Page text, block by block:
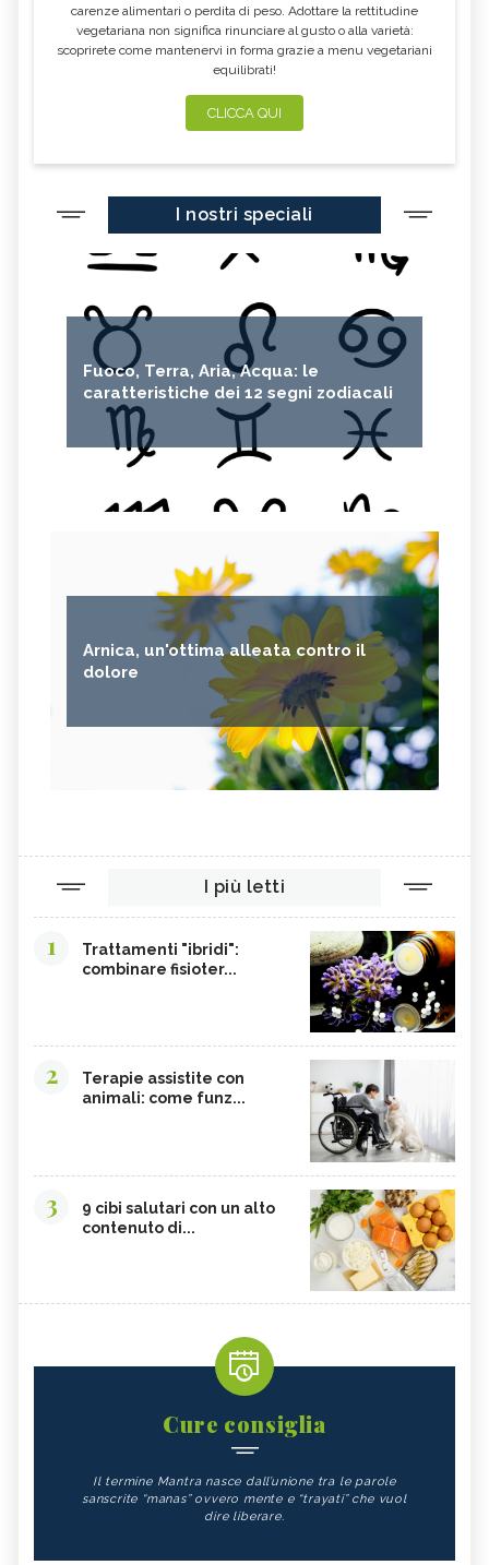
carenze alimentari o perdita di peso. Adottare la rettitudine
vegetariana non significa rinunciare al gusto o alla varietà:
scoprirete come mantenervi in forma grazie a menu vegetariani
equilibrati!
CLICCA QUI
I nostri speciali
Fuoco, Terra, Aria, Acqua: le
caratteristiche dei 12 segni zodiacali
Arnica, un'ottima alleata contro il
dolore
I più letti
1
Trattamenti "ibridi":
combinare fisioter...
2
Terapie assistite con
animali: come funz...
3
9 cibi salutari con un alto
contenuto di...
Cure consiglia
Il termine Mantra nasce dall’unione tra le parole
sanscrite “manas” ovvero mente e “trayati” che vuol
dire liberare.